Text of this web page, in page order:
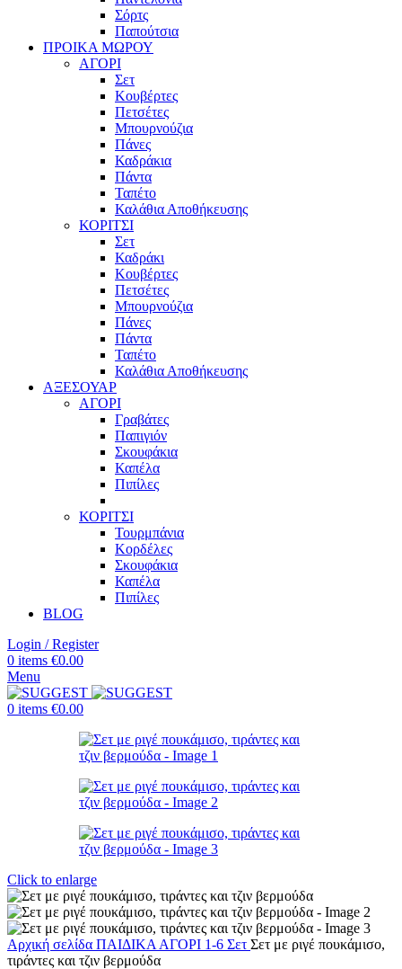
Σόρτς
Παπούτσια
ΠΡΟΙΚΑ ΜΩΡΟΥ
ΑΓΟΡΙ
Σετ
Κουβέρτες
Πετσέτες
Μπουρνούζια
Πάνες
Καδράκια
Πάντα
Ταπέτο
Καλάθια Αποθήκευσης
ΚΟΡΙΤΣΙ
Σετ
Καδράκι
Κουβέρτες
Πετσέτες
Μπουρνούζια
Πάνες
Πάντα
Ταπέτο
Καλάθια Αποθήκευσης
ΑΞΕΣΟΥΑΡ
ΑΓΟΡΙ
Γραβάτες
Παπιγιόν
Σκουφάκια
Καπέλα
Πιπίλες
ΚΟΡΙΤΣΙ
Τουρμπάνια
Κορδέλες
Σκουφάκια
Καπέλα
Πιπίλες
BLOG
Login / Register
0 items €0.00
Menu
0 items €0.00
Click to enlarge
Αρχική σελίδα ΠΑΙΔΙΚΑ ΑΓΟΡΙ 1-6 Σετ Σετ με ριγέ πουκάμισο,
τιράντες και τζιν βερμούδα